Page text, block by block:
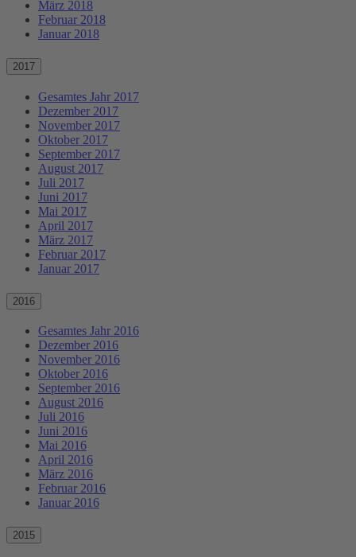
März 2018
Februar 2018
Januar 2018
2017
Gesamtes Jahr 2017
Dezember 2017
November 2017
Oktober 2017
September 2017
August 2017
Juli 2017
Juni 2017
Mai 2017
April 2017
März 2017
Februar 2017
Januar 2017
2016
Gesamtes Jahr 2016
Dezember 2016
November 2016
Oktober 2016
September 2016
August 2016
Juli 2016
Juni 2016
Mai 2016
April 2016
März 2016
Februar 2016
Januar 2016
2015